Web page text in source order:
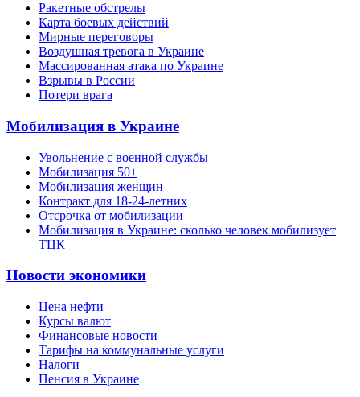
Ракетные обстрелы
Карта боевых действий
Мирные переговоры
Воздушная тревога в Украине
Массированная атака по Украине
Взрывы в России
Потери врага
Мобилизация в Украине
Увольнение с военной службы
Мобилизация 50+
Мобилизация женщин
Контракт для 18-24-летних
Отсрочка от мобилизации
Мобилизация в Украине: сколько человек мобилизует
ТЦК
Новости экономики
Цена нефти
Курсы валют
Финансовые новости
Тарифы на коммунальные услуги
Налоги
Пенсия в Украине